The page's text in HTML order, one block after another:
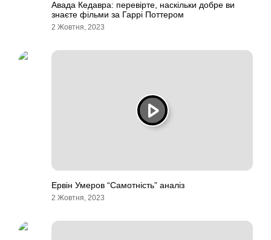
Авада Кедавра: перевірте, наскільки добре ви
знаєте фільми за Гаррі Поттером
2 Жовтня, 2023
Ервін Умеров “Самотність” аналіз
2 Жовтня, 2023